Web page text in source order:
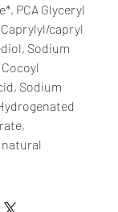
PCA Glyceryl
capryl
Sodium
Sodium